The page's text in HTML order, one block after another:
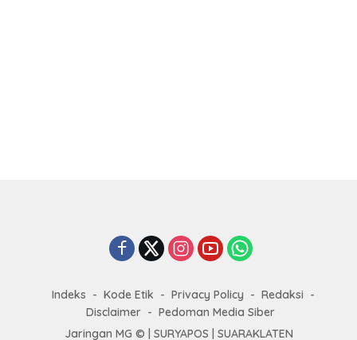
Indeks Kode Etik Privacy Policy
Redaksi
Disclaimer
Pedoman Media Siber
Jaringan MG © | SURYAPOS SUARAKLATEN